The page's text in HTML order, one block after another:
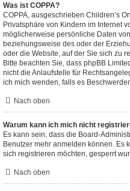
Was ist COPPA?
COPPA, ausgeschrieben Children’s
Privatsphäre von Kindern im Internet
möglicherweise persönliche Daten
beziehungsweise des oder der
oder die Website, auf der Sie sich zu
Bitte beachten Sie, dass phpBB
nicht die Anlaufstelle für
ich mich wenden, falls es
Nach oben
Warum kann ich mich nicht
Es kann sein, dass die Board-
Benutzer mehr anmelden können. Es
sich registrieren möchten, gesperrt
Nach oben